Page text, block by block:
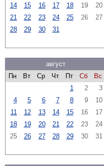
14
15 16 17 18 19
20
21
22 23 24 25 26
27
28
29 30 31
август
Пн
Вт Ср Чт Пт Сб
Вс
1
2
3
4
5 6 7 8 9
10
11
12 13 14 15 16
17
18
19 20 21 22 23
24
25
26 27 28 29 30 31